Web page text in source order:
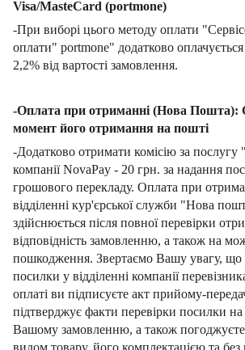
Visa/MasteCard (portmone)
-При виборі цього методу оплати
оплати" portmone" додатково оплачується
2,2% від вартості замовлення.
-Оплата при отриманні (Нова Пошта):
момент його отримання на пошті
-Додатково отримати комісію за послугу
компанії NovaPay - 20 грн. за надання
грошового перекладу. Оплата при
відділенні кур'єрської служби "Нова
здійснюється після повної перевірки
відповідність замовленню, а також на
пошкодження. Звертаємо Вашу увагу, що
посилки у відділенні компанії
оплаті ви підписуєте акт прийому-
підтверджує факти перевірки посилки на
Вашому замовленню, а також
видом товару, його комплектацією та без